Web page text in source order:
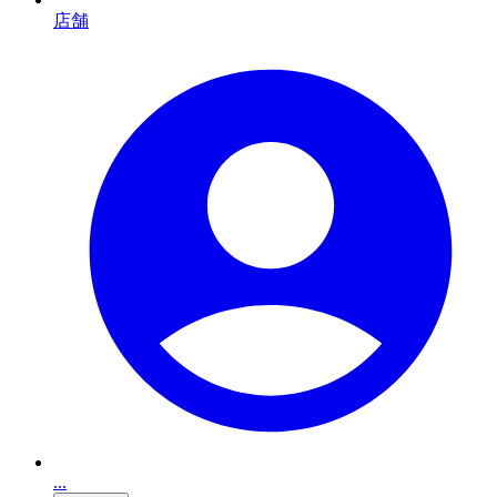
店舗
...